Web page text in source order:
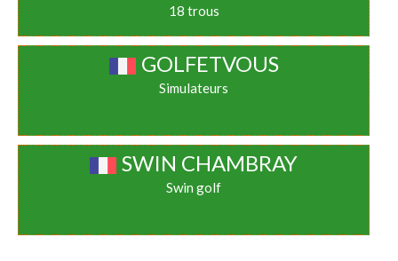
18 trous
GOLFETVOUS
Simulateurs
SWIN CHAMBRAY
Swin golf